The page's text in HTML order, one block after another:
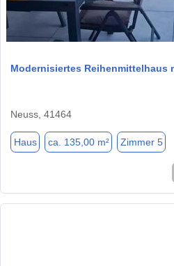
Modernisiertes Reihenmittelhaus
Neuss, 41464
Haus ca. 135,00 m² Zimmer 5